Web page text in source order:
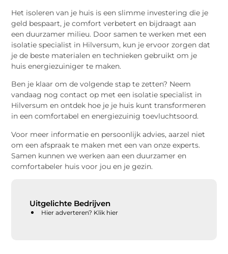
Het isoleren van je huis is een slimme investering die je
geld bespaart, je comfort verbetert en bijdraagt aan
een duurzamer milieu. Door samen te werken met een
isolatie specialist in Hilversum, kun je ervoor zorgen dat
je de beste materialen en technieken gebruikt om je
huis energiezuiniger te maken.
Ben je klaar om de volgende stap te zetten? Neem
vandaag nog contact op met een isolatie specialist in
Hilversum en ontdek hoe je je huis kunt transformeren
in een comfortabel en energiezuinig toevluchtsoord.
Voor meer informatie en persoonlijk advies, aarzel niet
om een afspraak te maken met een van onze experts.
Samen kunnen we werken aan een duurzamer en
comfortabeler huis voor jou en je gezin.
Uitgelichte Bedrijven
Hier adverteren? Klik hier